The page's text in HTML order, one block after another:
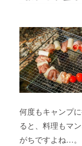
何度もキャンプ
ると、料理もマ
がちですよね…